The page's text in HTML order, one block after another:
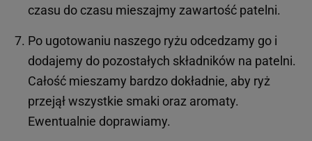
czasu do czasu mieszajmy zawartość patelni.
Po ugotowaniu naszego ryżu odcedzamy go i
dodajemy do pozostałych składników na patelni.
Całość mieszamy bardzo dokładnie, aby ryż
przejął wszystkie smaki oraz aromaty.
Ewentualnie doprawiamy.